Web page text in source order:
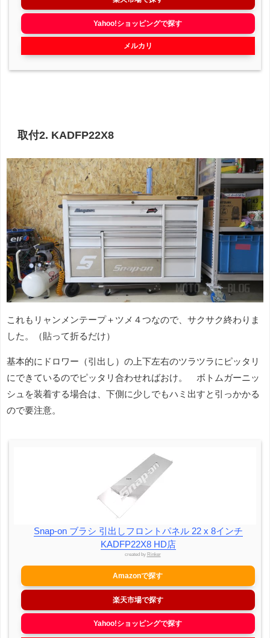
Yahoo!ショッピングで探す
メルカリ
取付2. KADFP22X8
これもリャンメンテープ＋ツメ４つなので、サクサク終わりま
した。（貼って折るだけ）
基本的にドロワー（引出し）の上下左右のツラツラにピッタリ
にできているのでピッタリ合わせればおけ。 ボトムガーニッ
シュを装着する場合は、下側に少しでもハミ出すと引っかかる
ので要注意。
Snap-on ブラシ 引出しフロントパネル 22 x 8インチ
KADFP22X8 HD店
created by Rinker
Amazonで探す
楽天市場で探す
Yahoo!ショッピングで探す